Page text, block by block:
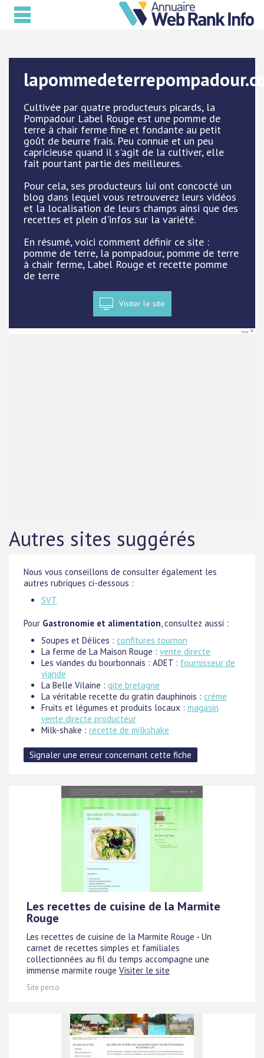
Cultivée par quatre producteurs picards, la
Pompadour Label Rouge est une pomme de
terre à chair ferme fine et fondante au petit
goût de beurre frais. Peu connue et un peu
capricieuse quand il s'agit de la cultiver, elle
fait pourtant partie des meilleures.
Pour cela, ses producteurs lui ont concocté un
blog dans lequel vous retrouverez leurs vidéos
et la localisation de leurs champs ainsi que des
recettes et plein d'infos sur la variété.
En résumé, voici comment définir ce site :
pomme de terre, la pompadour, pomme de terre
à chair ferme, Label Rouge et recette pomme
de terre
Visiter le site
Autres sites suggérés
Nous vous conseillons de consulter également les
autres rubriques ci-dessous :
SVT
Pour Gastronomie et alimentation, consultez aussi :
Soupes et Délices : confitures tournon
La ferme de La Maison Rouge : vente directe
Les viandes du bourbonnais : ADET : fournisseur de
viande
La Belle Vilaine : gite bretagne
La véritable recette du gratin dauphinois : crème
Fruits et légumes et produits locaux : magasin
vente directe producteur
Milk-shake : recette de milkshake
Les recettes de cuisine de la Marmite
Rouge
Les recettes de cuisine de la Marmite Rouge - Un
carnet de recettes simples et familiales
collectionnées au fil du temps accompagne une
immense marmite rouge Visiter le site
Site perso